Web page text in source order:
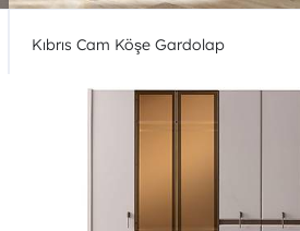
Kıbrıs Cam Köşe Gardolap